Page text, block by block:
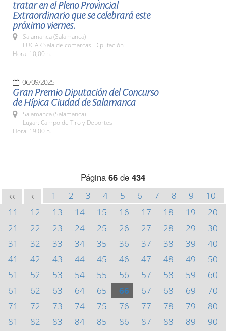
tratar en el Pleno Provincial
Extraordinario que se celebrará este
próximo viernes.
Salamanca (Salamanca)
LUGAR Sala de comarcas. Diputación
Hora: 10,00 h.
06/09/2025
Gran Premio Diputación del Concurso
de Hípica Ciudad de Salamanca
Salamanca (Salamanca)
Lugar: Campo de Tiro y Deportes
Hora: 19:00 h.
Página 66 de 434
<< < 1 2 3 4 5 6 7 8 9
10
11
12 13 14 15 16 17 18 19
20
21
22 23 24 25 26 27 28 29
30
31
32 33 34 35 36 37 38 39
40
41
42 43 44 45 46 47 48 49
50
51
52 53 54 55 56 57 58 59
60
61
62 63 64 65 66 67 68 69
70
71
72 73 74 75 76 77 78 79
80
81
82 83 84 85 86 87 88 89
90